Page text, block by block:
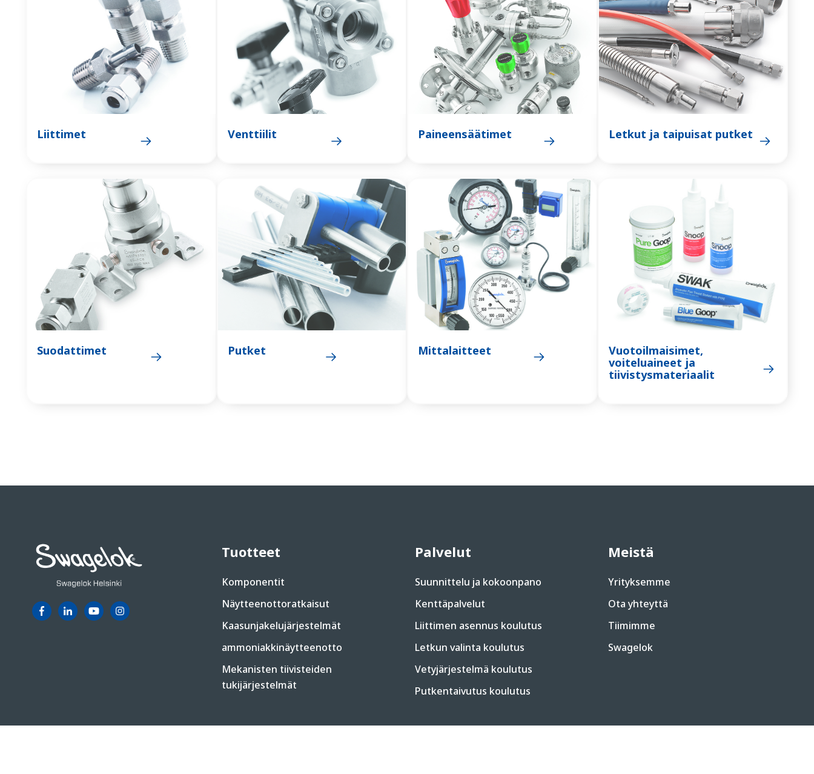
Liittimet Venttiilit Paineensäätimet Letkut ja taipuisat putket
Suodattimet Putket Mittalaitteet
Vuotoilmaisimet,
voiteluaineet ja
tiivistysmateriaalit
Tuotteet
Komponentit
Näytteenottoratkaisut
Kaasunjakelujärjestelmät
ammoniakkinäytteenotto
Mekanisten tiivisteiden
tukijärjestelmät
Palvelut
Suunnittelu ja kokoonpano
Kenttäpalvelut
Liittimen asennus koulutus
Letkun valinta koulutus
Vetyjärjestelmä koulutus
Putkentaivutus koulutus
Meistä
Yrityksemme
Ota yhteyttä
Tiimimme
Swagelok